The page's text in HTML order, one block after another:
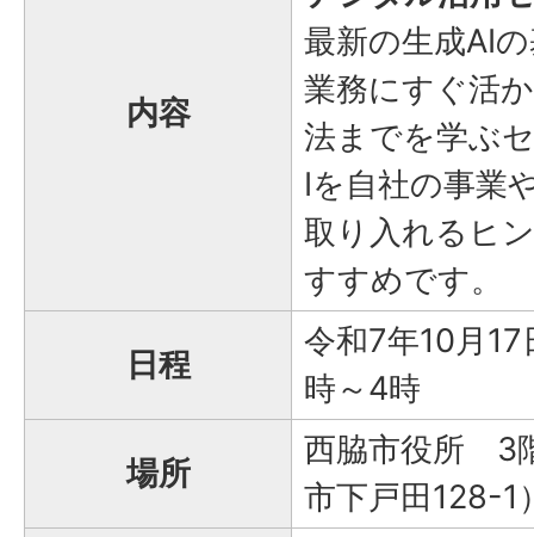
内容
最新の生成AI
業務にすぐ活
法までを学ぶ
Iを自社の事業
取り入れるヒ
すすめです。
日程
令和7年10月
時～4時
場所
西脇市役所 3
市下戸田128-1